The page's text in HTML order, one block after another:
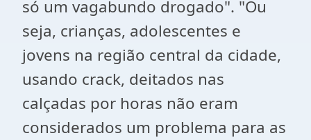
só um vagabundo drogado". "Ou
seja, crianças, adolescentes e
jovens na região central da cidade,
usando crack, deitados nas
calçadas por horas não eram
considerados um problema para as